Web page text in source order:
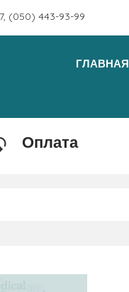
(050) 443-93-99
ГЛАВНАЯ
Оплата